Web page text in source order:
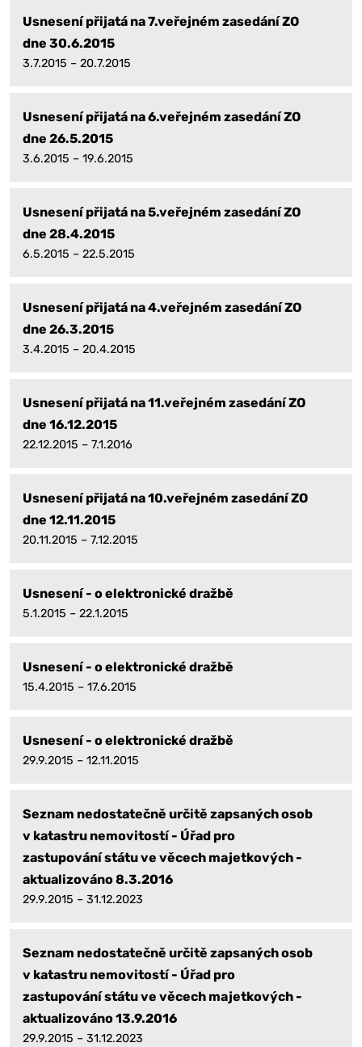
Usnesení přijatá na 7.veřejném zasedání ZO
dne 30.6.2015
3.7.2015 – 20.7.2015
Usnesení přijatá na 6.veřejném zasedání ZO
dne 26.5.2015
3.6.2015 – 19.6.2015
Usnesení přijatá na 5.veřejném zasedání ZO
dne 28.4.2015
6.5.2015 – 22.5.2015
Usnesení přijatá na 4.veřejném zasedání ZO
dne 26.3.2015
3.4.2015 – 20.4.2015
Usnesení přijatá na 11.veřejném zasedání ZO
dne 16.12.2015
22.12.2015 – 7.1.2016
Usnesení přijatá na 10.veřejném zasedání ZO
dne 12.11.2015
20.11.2015 – 7.12.2015
Usnesení - o elektronické dražbě
5.1.2015 – 22.1.2015
Usnesení - o elektronické dražbě
15.4.2015 – 17.6.2015
Usnesení - o elektronické dražbě
29.9.2015 – 12.11.2015
Seznam nedostatečně určitě zapsaných osob
v katastru nemovitostí - Úřad pro
zastupování státu ve věcech majetkových -
aktualizováno 8.3.2016
29.9.2015 – 31.12.2023
Seznam nedostatečně určitě zapsaných osob
v katastru nemovitostí - Úřad pro
zastupování státu ve věcech majetkových -
aktualizováno 13.9.2016
29.9.2015 – 31.12.2023